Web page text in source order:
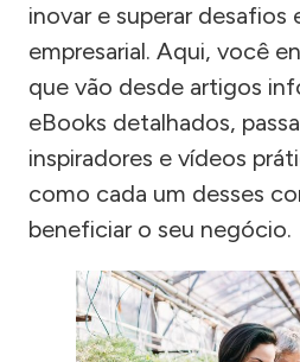
inovar e superar desafios
empresarial. Aqui, você
que vão desde artigos
eBooks detalhados,
inspiradores e vídeos
como cada um desses
beneficiar o seu negócio.